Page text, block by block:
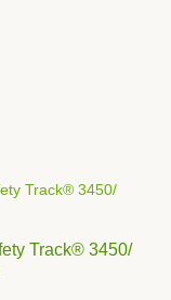
Track® 3450/